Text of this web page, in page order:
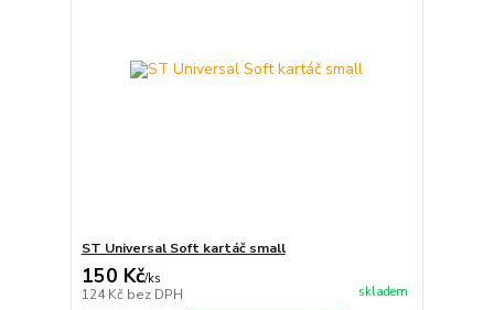
ST Universal Soft kartáč small
150 Kč/ks
124 Kč bez DPH skladem